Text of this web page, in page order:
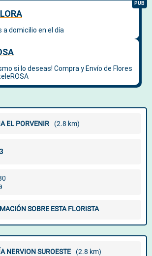
EL PORVENIR (2.8 km)
SOBRE ESTA FLORISTA
NERVION SUROESTE (2.8 km)